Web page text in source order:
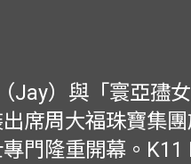
Jay）與「寰亞孻
出席周大福珠寶集
門隆重開幕。K11